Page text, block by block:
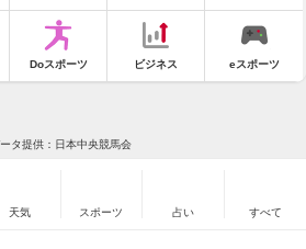
Doスポーツ ビジネス eスポーツ
タ提供：日本中央競馬会
天気 スポーツ 占い すべて